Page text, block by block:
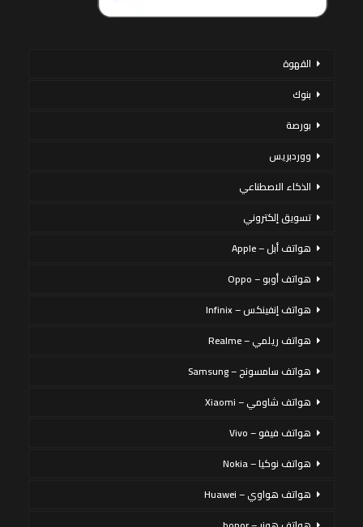
القهوة
بنوك
بورصة
ووردبريس
الذكاء الاصطناعي
تسويق إلكتروني
هواتف أبل – Apple
هواتف أوبو – Oppo
هواتف إنفينكس – Infinix
هواتف ريلمي – Realme
هواتف سامسونج – Samsung
هواتف شاومي – Xiaomi
هواتف فيفو – Vivo
هواتف نوكيا – Nokia
هواتف هواوي – Huawei